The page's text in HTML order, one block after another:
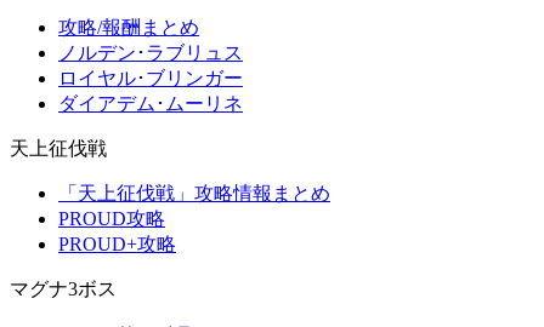
攻略/報酬まとめ
ノルデン･ラブリュス
ロイヤル･ブリンガー
ダイアデム･ムーリネ
天上征伐戦
「天上征伐戦」攻略情報まとめ
PROUD攻略
PROUD+攻略
マグナ3ボス